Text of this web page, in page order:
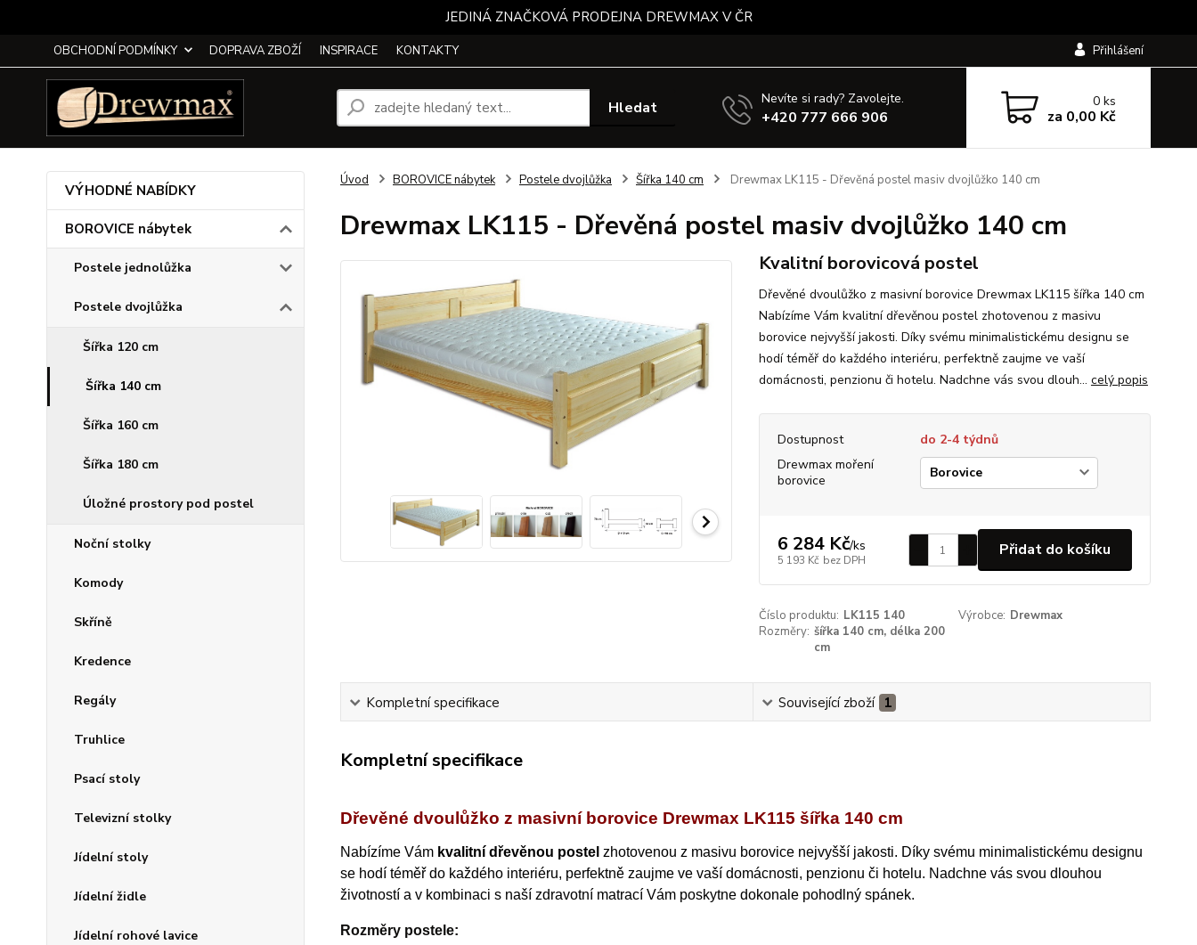
JEDINÁ ZNAČKOVÁ PRODEJNA DREWMAX V ČR
OBCHODNÍ PODMÍNKY DOPRAVA ZBOŽÍ INSPIRACE KONTAKTY Přihlášení
Hledat Nevíte si rady? Zavolejte.
+420 777 666 906
0ks
za 0,00 Kč
VÝHODNÉ NABÍDKY
BOROVICE nábytek
Postele jednolůžka
Postele dvojlůžka
Šířka 120 cm
Šířka 140 cm
Šířka 160 cm
Šířka 180 cm
Úložné prostory pod postel
Noční stolky
Komody
Skříně
Kredence
Regály
Truhlice
Psací stoly
Televizní stolky
Jídelní stoly
Jídelní židle
Jídelní rohové lavice
Úvod BOROVICE nábytek Postele dvojlůžka Šířka 140 cm Drewmax LK115 - Dřevěná postel masiv dvojlůžko 140 cm
Drewmax LK115 - Dřevěná postel masiv dvojlůžko 140 cm
Kvalitní borovicová postel
Dřevěné dvoulůžko z masivní borovice Drewmax LK115 šířka 140 cm
Nabízíme Vám kvalitní dřevěnou postel zhotovenou z masivu
borovice nejvyšší jakosti. Díky svému minimalistickému designu se
hodí téměř do každého interiéru, perfektně zaujme ve vaší
domácnosti, penzionu či hotelu. Nadchne vás svou dlouh... celý popis
Dostupnost
do 2-4 týdnů
Drewmax moření
borovice
6 284 Kč/ks
5 193 Kč bez DPH
Přidat do košíku
Číslo produktu: LK115 140 Výrobce: Drewmax
Rozměry: šířka 140 cm, délka 200
cm
Kompletní specifikace Související zboží 1
Kompletní specifikace
Dřevěné dvoulůžko z masivní borovice Drewmax LK115 šířka 140 cm
Nabízíme Vám kvalitní dřevěnou postel zhotovenou z masivu borovice nejvyšší jakosti. Díky svému minimalistickému designu
se hodí téměř do každého interiéru, perfektně zaujme ve vaší domácnosti, penzionu či hotelu. Nadchne vás svou dlouhou
životností a v kombinaci s naší zdravotní matrací Vám poskytne dokonale pohodlný spánek.
Rozměry postele: